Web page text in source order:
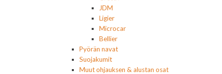
JDM
Ligier
Microcar
Bellier
Pyörän navat
Suojakumit
Muut ohjauksen & alustan osat